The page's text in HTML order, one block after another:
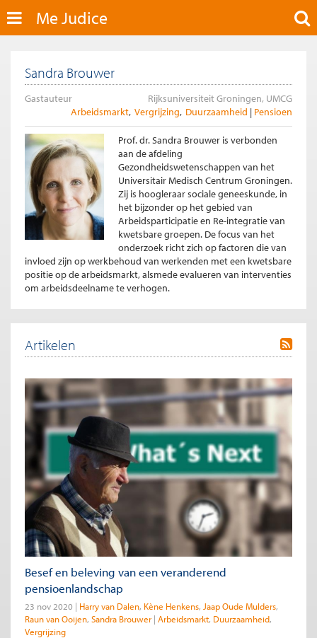
Me Judice
Sandra Brouwer
Gastauteur
Rijksuniversiteit Groningen, UMCG
Arbeidsmarkt Vergrijzing Duurzaamheid Pensioen
Prof. dr. Sandra Brouwer is verbonden
aan de afdeling
Gezondheidswetenschappen van het
Universitair Medisch Centrum Groningen.
Zij is hoogleraar sociale geneeskunde, in
het bijzonder op het gebied van
Arbeidsparticipatie en Re-integratie van
kwetsbare groepen. De focus van het
onderzoek richt zich op factoren die van
invloed zijn op werkbehoud van werkenden met een kwetsbare
positie op de arbeidsmarkt, alsmede evalueren van interventies
om arbeidsdeelname te verhogen.
Artikelen
Besef en beleving van een veranderend
pensioenlandschap
23 nov 2020 Harry van Dalen Kène Henkens Jaap Oude Mulders
Raun van Ooijen Sandra Brouwer Arbeidsmarkt Duurzaamheid
Vergrijzing